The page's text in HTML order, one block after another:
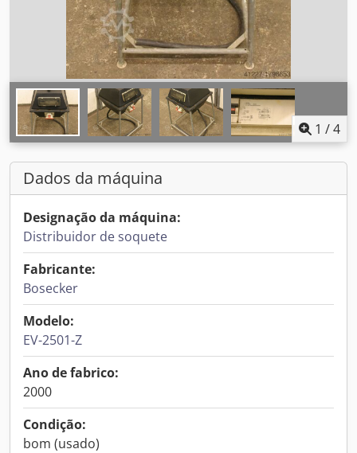
1 /4
Dados da máquina
Designação da máquina:
Distribuidor de soquete
Fabricante:
Bosecker
Modelo:
EV-2501-Z
Ano de fabrico:
2000
Condição:
bom (usado)